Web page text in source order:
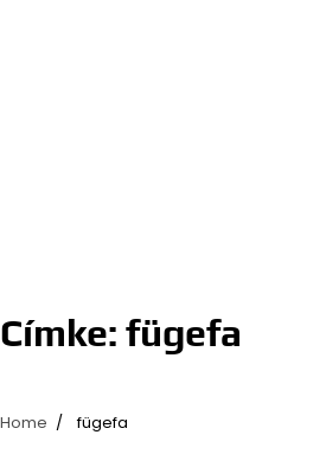
Címke: fügefa
Home fügefa